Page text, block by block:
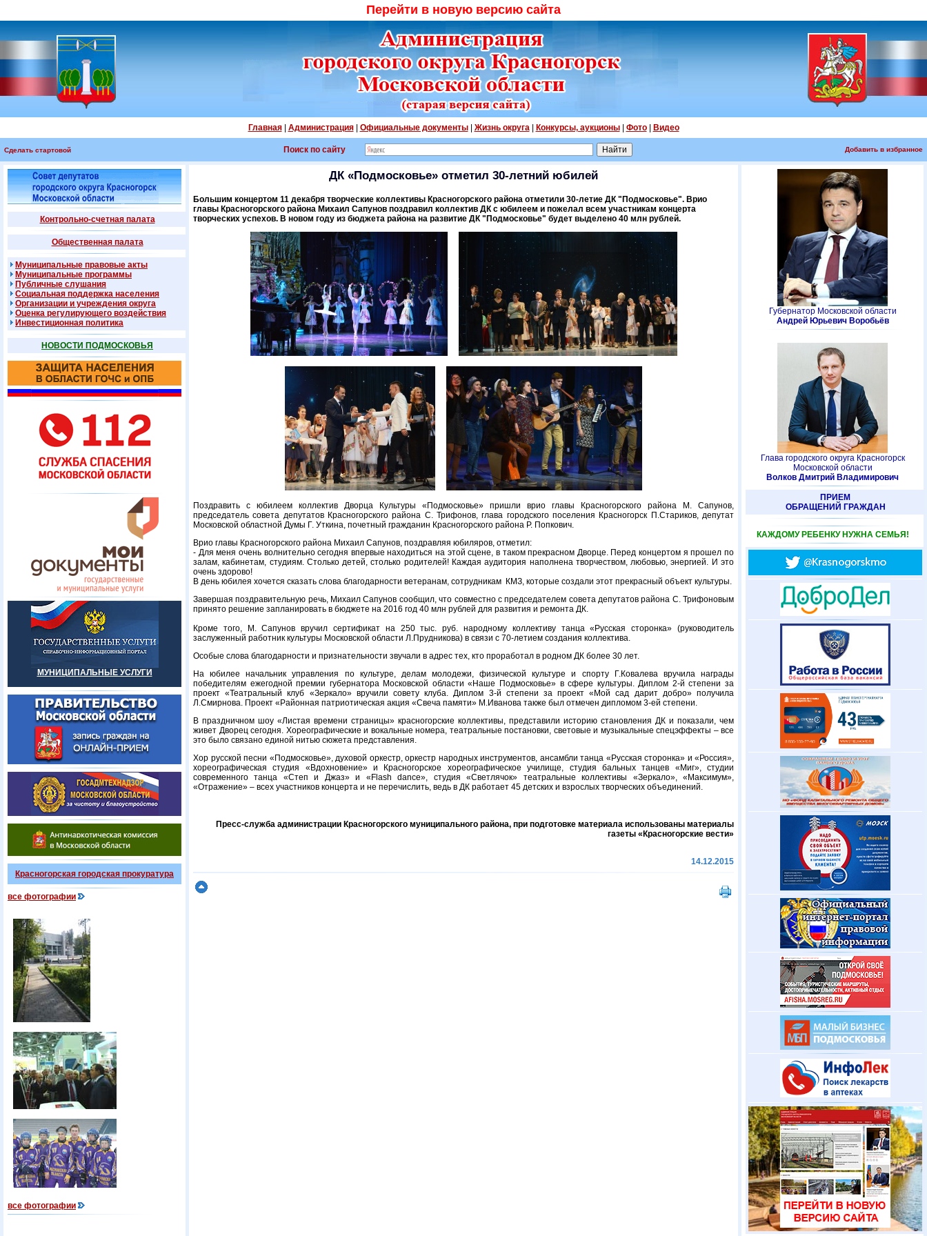
Перейти в новую версию сайта
Главная| Администрация| Официальные документы| Жизнь округа| Конкурсы, аукционы| Фото| Видео
Сделать стартовой Поиск по сайту Добавить в избранное
Контрольно-счетная палата
Общественная палата
Муниципальные правовые акты
Муниципальные программы
Публичные слушания
Социальная поддержка населения
Организации и учреждения округа
Оценка регулирующего воздействия
Инвестиционная политика
НОВОСТИ ПОДМОСКОВЬЯ
МУНИЦИПАЛЬНЫЕ УСЛУГИ
Красногорская городская прокуратура
все фотографии
все фотографии
ДК «Подмосковье» отметил 30-летний юбилей
Большим концертом 11 декабря творческие коллективы Красногорского района отметили 30-летие ДК "Подмосковье". Врио
главы Красногорского района Михаил Сапунов поздравил коллектив ДК с юбилеем и пожелал всем участникам концерта
творческих успехов. В новом году из бюджета района на развитие ДК "Подмосковье" будет выделено 40 млн рублей.
Поздравить с юбилеем коллектив Дворца Культуры «Подмосковье» пришли врио главы Красногорского района М. Сапунов,
председатель совета депутатов Красногорского района С. Трифонов, глава городского поселения Красногорск П.Стариков, депутат
Московской областной Думы Г. Уткина, почетный гражданин Красногорского района Р. Попкович.
Врио главы Красногорского района Михаил Сапунов, поздравляя юбиляров, отметил:
- Для меня очень волнительно сегодня впервые находиться на этой сцене, в таком прекрасном Дворце. Перед концертом я прошел по
залам, кабинетам, студиям. Столько детей, столько родителей! Каждая аудитория наполнена творчеством, любовью, энергией. И это
очень здорово!
В день юбилея хочется сказать слова благодарности ветеранам, сотрудникам КМЗ, которые создали этот прекрасный объект культуры.
Завершая поздравительную речь, Михаил Сапунов сообщил, что совместно с председателем совета депутатов района С. Трифоновым
принято решение запланировать в бюджете на 2016 год 40 млн рублей для развития и ремонта ДК.
Кроме того, М. Сапунов вручил сертификат на 250 тыс. руб. народному коллективу танца «Русская сторонка» (руководитель
заслуженный работник культуры Московской области Л.Прудникова) в связи с 70-летием создания коллектива.
Особые слова благодарности и признательности звучали в адрес тех, кто проработал в родном ДК более 30 лет.
На юбилее начальник управления по культуре, делам молодежи, физической культуре и спорту Г.Ковалева вручила награды
победителям ежегодной премии губернатора Московской области «Наше Подмосковье» в сфере культуры. Диплом 2-й степени за
проект «Театральный клуб «Зеркало» вручили совету клуба. Диплом 3-й степени за проект «Мой сад дарит добро» получила
Л.Смирнова. Проект «Районная патриотическая акция «Свеча памяти» М.Иванова также был отмечен дипломом 3-ей степени.
В праздничном шоу «Листая времени страницы» красногорские коллективы, представили историю становления ДК и показали, чем
живет Дворец сегодня. Хореографические и вокальные номера, театральные постановки, световые и музыкальные спецэффекты – все
это было связано единой нитью сюжета представления.
Хор русской песни «Подмосковье», духовой оркестр, оркестр народных инструментов, ансамбли танца «Русская сторонка» и «Россия»,
хореографическая студия «Вдохновение» и Красногорское хореографическое училище, студия бальных танцев «Миг», студии
современного танца «Степ и Джаз» и «Flash dance», студия «Светлячок» театральные коллективы «Зеркало», «Максимум»,
«Отражение» – всех участников концерта и не перечислить, ведь в ДК работает 45 детских и взрослых творческих объединений.
Пресс-служба администрации Красногорского муниципального района, при подготовке материала использованы материалы
газеты «Красногорские вести»
14.12.2015
Губернатор Московской области
Андрей Юрьевич Воробьёв
Глава городского округа Красногорск
Московской области
Волков Дмитрий Владимирович
ПРИЕМ
ОБРАЩЕНИЙ ГРАЖДАН
КАЖДОМУ РЕБЕНКУ НУЖНА СЕМЬЯ!